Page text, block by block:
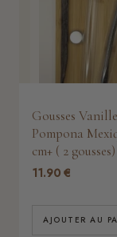
Gousses Vanille
Pompona
cm+ ( 2 gousses)
11.90 €
AJOUTER AU